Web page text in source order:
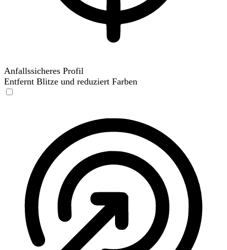
Anfallssicheres Profil
Entfernt Blitze und reduziert Farben